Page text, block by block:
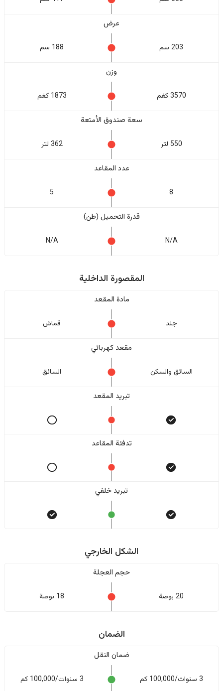
عرض
203 سم 188 سم
وزن
3570 كغم 1873 كغم
سعة صندوق الأمتعة
550 لتر 362 لتر
عدد المقاعد
8
5
قدرة التحميل (طن)
N/A
N/A
المقصورة الداخلية
مادة المقعد
جلد قماش
مقعد كهربائي
السائق والسکن السائق
تبريد المقعد
تدفئة المقاعد
تبريد خلفي
الشكل الخارجي
حجم العجلة
20 بوصة 18 بوصة
الضمان
ضمان النقل
3 سنوات/100,000 كم 3 سنوات/100,000 كم